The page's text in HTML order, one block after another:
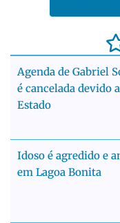
Agenda de Gabriel
é cancelada devido
Estado
Idoso é agredido e
em Lagoa Bonita